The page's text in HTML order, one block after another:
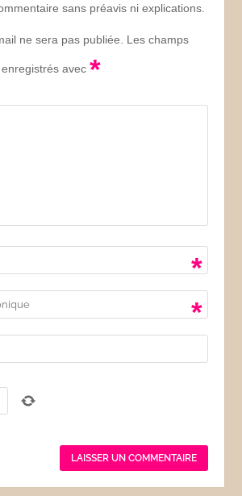
sans préavis ni explications.
ne sera pas publiée. Les champs
avec*
*
*